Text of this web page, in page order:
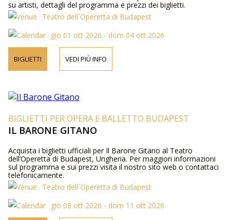
su artisti, dettagli del programma e prezzi dei biglietti.
Teatro dell´Operetta di Budapest
gio 01 ott 2026 - dom 04 ott 2026
BIGLIETTI VEDI PIÙ INFO
BIGLIETTI PER OPERA E BALLETTO BUDAPEST
IL BARONE GITANO
Acquista i biglietti ufficiali per Il Barone Gitano al Teatro
dell’Operetta di Budapest, Ungheria. Per maggiori informazioni
sul programma e sui prezzi visita il nostro sito web o contattaci
telefonicamente.
Teatro dell´Operetta di Budapest
gio 08 ott 2026 - dom 11 ott 2026